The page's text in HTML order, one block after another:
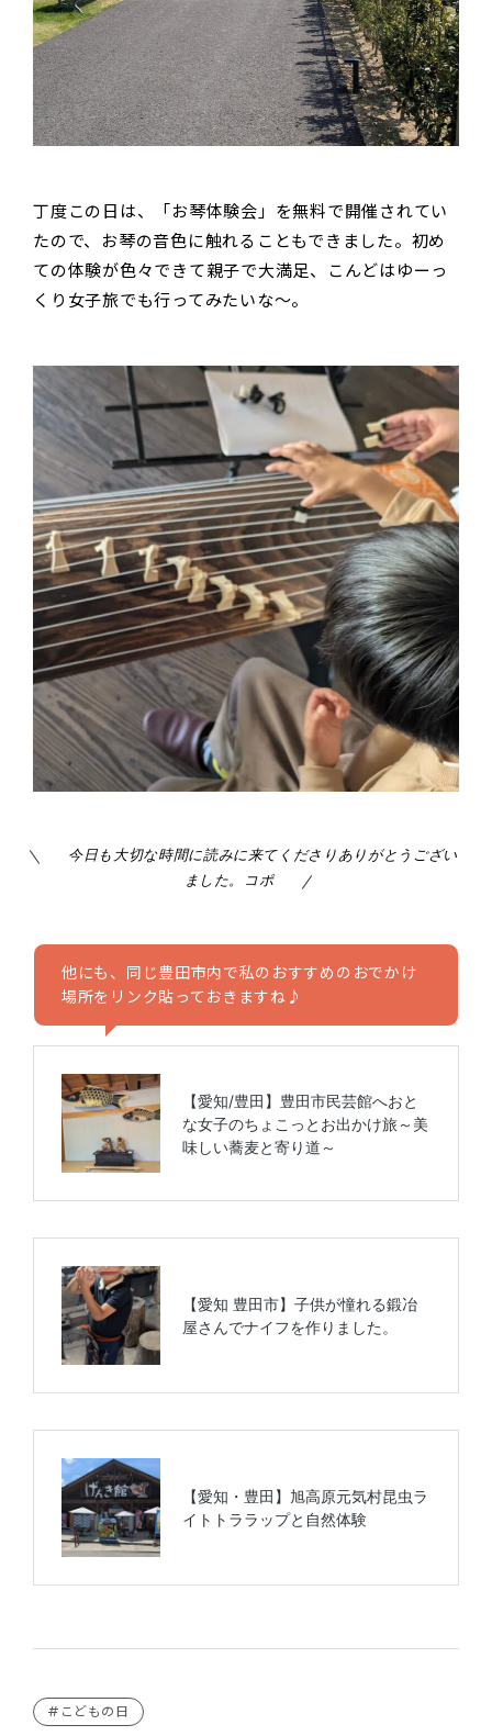
丁度この日は、「お琴体験会」を無料で開催されてい
たので、お琴の音色に触れることもできました。初め
ての体験が色々できて親子で大満足、こんどはゆーっ
くり女子旅でも行ってみたいな～。
今日も大切な時間に読みに来てくださりありがとうござい
ました。コポ
他にも、同じ豊田市内で私のおすすめのおでかけ
場所をリンク貼っておきますね♪
#こどもの日